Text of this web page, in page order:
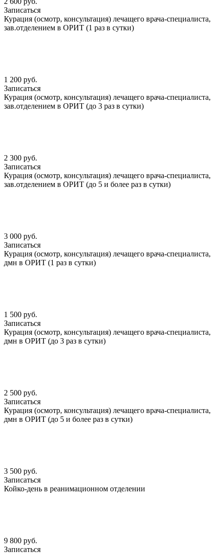
Записаться
Курация (осмотр, консультация) лечащего врача-специалиста,
зав.отделением в ОРИТ (1 раз в сутки)
1 200 руб.
Записаться
Курация (осмотр, консультация) лечащего врача-специалиста,
зав.отделением в ОРИТ (до 3 раз в сутки)
2 300 руб.
Записаться
Курация (осмотр, консультация) лечащего врача-специалиста,
зав.отделением в ОРИТ (до 5 и более раз в сутки)
3 000 руб.
Записаться
Курация (осмотр, консультация) лечащего врача-специалиста,
дмн в ОРИТ (1 раз в сутки)
1 500 руб.
Записаться
Курация (осмотр, консультация) лечащего врача-специалиста,
дмн в ОРИТ (до 3 раз в сутки)
2 500 руб.
Записаться
Курация (осмотр, консультация) лечащего врача-специалиста,
дмн в ОРИТ (до 5 и более раз в сутки)
3 500 руб.
Записаться
Койко-день в реанимационном отделении
9 800 руб.
Записаться